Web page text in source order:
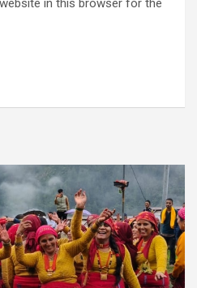
in this browser for the